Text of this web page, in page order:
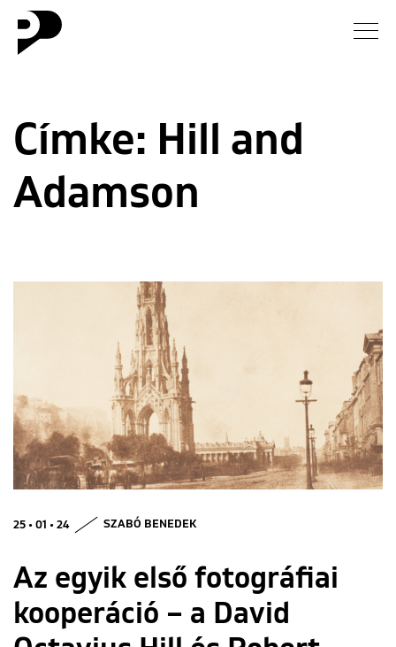
Galéria
Interjú
ENGLISH
Címke: Hill and
Adamson
25 • 01 • 24 SZABÓ BENEDEK
Az egyik első fotográfiai
kooperáció – a David